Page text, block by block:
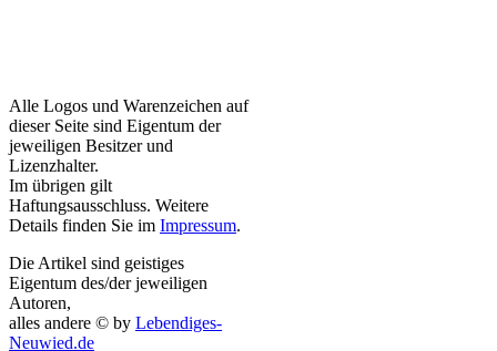
Alle Logos und Warenzeichen auf
dieser Seite sind Eigentum der
jeweiligen Besitzer und
Lizenzhalter.
Im übrigen gilt
Haftungsausschluss. Weitere
Details finden Sie im Impressum.
Die Artikel sind geistiges
Eigentum des/der jeweiligen
Autoren,
alles andere © by Lebendiges-
Neuwied.de